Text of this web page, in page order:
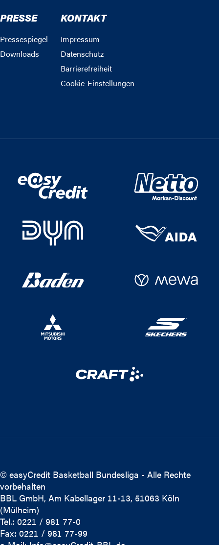
PRESSE
Pressespiegel
Downloads
KONTAKT
Impressum
Datenschutz
Barrierefreiheit
Cookie-Einstellungen
© easyCredit Basketball Bundesliga - Alle Rechte
vorbehalten
BBL GmbH, Am Kabellager 11-13, 51063 Köln
(Mülheim)
Tel.: 0221 / 981 77-0
Fax: 0221 / 981 77-99